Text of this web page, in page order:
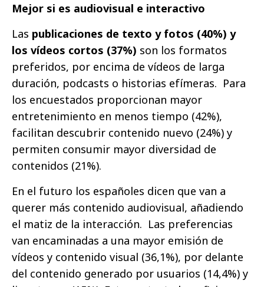
Mejor si es audiovisual e interactivo
Las publicaciones de texto y fotos (40%) y
los vídeos cortos (37%) son los formatos
preferidos, por encima de vídeos de larga
duración, podcasts o historias efímeras. Para
los encuestados proporcionan mayor
entretenimiento en menos tiempo (42%),
facilitan descubrir contenido nuevo (24%) y
permiten consumir mayor diversidad de
contenidos (21%).
En el futuro los españoles dicen que van a
querer más contenido audiovisual, añadiendo
el matiz de la interacción. Las preferencias
van encaminadas a una mayor emisión de
vídeos y contenido visual (36,1%), por delante
del contenido generado por usuarios (14,4%) y